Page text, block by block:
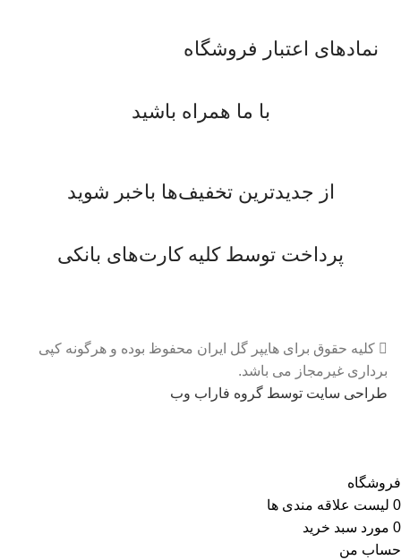
نمادهای اعتبار فروشگاه
با ما همراه باشید
از جدیدترین تخفیف‌ها باخبر شوید
پرداخت توسط کلیه کارت‌های بانکی
کلیه حقوق برای هایپر گل ایران محفوظ بوده و هرگونه کپی
برداری غیرمجاز می باشد.
طراحی سایت توسط گروه فاراب وب
فروشگاه
0 لیست علاقه مندی ها
0 مورد سبد خرید
حساب من